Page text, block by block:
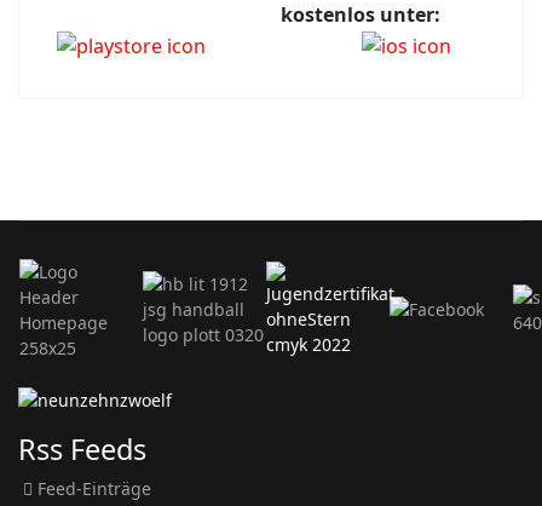
kostenlos unter:
Rss Feeds
Feed-Einträge